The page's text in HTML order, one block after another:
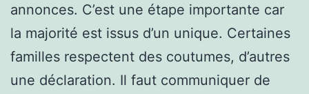
annonces. C’est une étape importante car
la majorité est issus d’un unique. Certaines
familles respectent des coutumes, d’autres
une déclaration. Il faut communiquer de